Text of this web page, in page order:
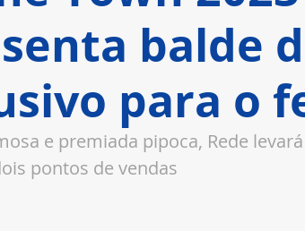
balde
para o
e premiada pipoca, Rede
pontos de vendas